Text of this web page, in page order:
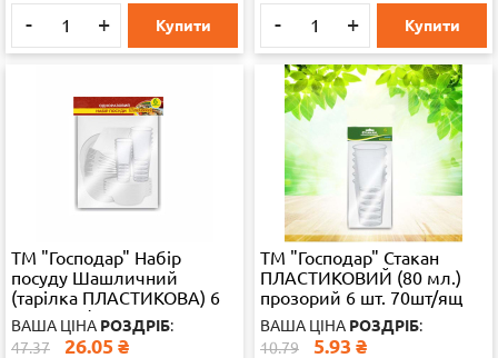
- + Купити - + Купити
ТМ "Господар" Набір
посуду Шашличний
(тарілка ПЛАСТИКОВА) 6
персон 1/50
ВАША ЦІНА РОЗДРІБ:
47.37
26.05 ₴
ТМ "Господар" Стакан
ПЛАСТИКОВИЙ (80 мл.)
прозорий 6 шт. 70шт/ящ
УВ19-6-63
ВАША ЦІНА РОЗДРІБ:
10.79
5.93 ₴